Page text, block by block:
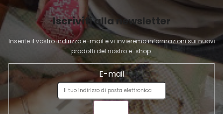
e
l
e
n
c
o
N
A
Iscriviti alla newsletter
Inserite il vostro indirizzo e-mail e vi invieremo informazioni sui nuovi
prodotti del nostro e-shop.
E-mail